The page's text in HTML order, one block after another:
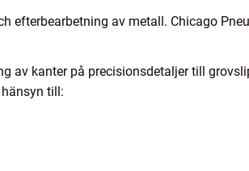
efterbearbetning av metall. Chicago
av kanter på precisionsdetaljer till
till: